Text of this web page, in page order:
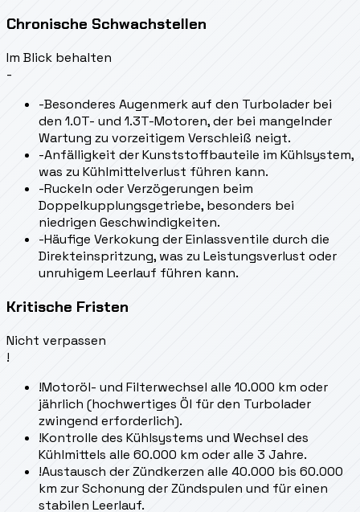
Chronische Schwachstellen
Im Blick behalten
-
-Besonderes Augenmerk auf den Turbolader bei
den 1.0T- und 1.3T-Motoren, der bei mangelnder
Wartung zu vorzeitigem Verschleiß neigt.
-Anfälligkeit der Kunststoffbauteile im Kühlsystem,
was zu Kühlmittelverlust führen kann.
-Ruckeln oder Verzögerungen beim
Doppelkupplungsgetriebe, besonders bei
niedrigen Geschwindigkeiten.
-Häufige Verkokung der Einlassventile durch die
Direkteinspritzung, was zu Leistungsverlust oder
unruhigem Leerlauf führen kann.
Kritische Fristen
Nicht verpassen
!
!Motoröl- und Filterwechsel alle 10.000 km oder
jährlich (hochwertiges Öl für den Turbolader
zwingend erforderlich).
!Kontrolle des Kühlsystems und Wechsel des
Kühlmittels alle 60.000 km oder alle 3 Jahre.
!Austausch der Zündkerzen alle 40.000 bis 60.000
km zur Schonung der Zündspulen und für einen
stabilen Leerlauf.